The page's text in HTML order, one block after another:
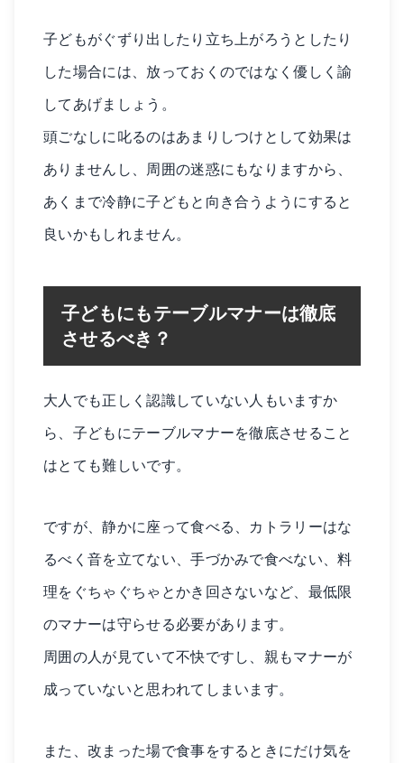
子どもがぐずり出したり立ち上がろうとしたり
した場合には、放っておくのではなく優しく諭
してあげましょう。
頭ごなしに叱るのはあまりしつけとして効果は
ありませんし、周囲の迷惑にもなりますから、
あくまで冷静に子どもと向き合うようにすると
良いかもしれません。
子どもにもテーブルマナーは徹底
させるべき？
大人でも正しく認識していない人もいますか
ら、子どもにテーブルマナーを徹底させること
はとても難しいです。
ですが、静かに座って食べる、カトラリーはな
るべく音を立てない、手づかみで食べない、料
理をぐちゃぐちゃとかき回さないなど、最低限
のマナーは守らせる必要があります。
周囲の人が見ていて不快ですし、親もマナーが
成っていないと思われてしまいます。
また、改まった場で食事をするときにだけ気を